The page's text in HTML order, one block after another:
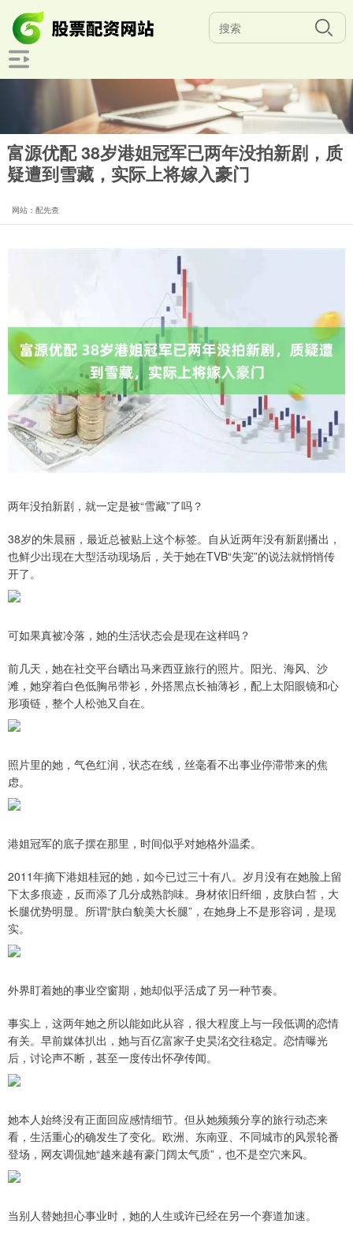
富源优配 38岁港姐冠军已两年没拍新剧，质
疑遭到雪藏，实际上将嫁入豪门
网站：配先查
两年没拍新剧，就一定是被“雪藏”了吗？
38岁的朱晨丽，最近总被贴上这个标签。自从近两年没有新剧播出，
也鲜少出现在大型活动现场后，关于她在TVB“失宠”的说法就悄悄传
开了。
可如果真被冷落，她的生活状态会是现在这样吗？
前几天，她在社交平台晒出马来西亚旅行的照片。阳光、海风、沙
滩，她穿着白色低胸吊带衫，外搭黑点长袖薄衫，配上太阳眼镜和心
形项链，整个人松弛又自在。
照片里的她，气色红润，状态在线，丝毫看不出事业停滞带来的焦
虑。
港姐冠军的底子摆在那里，时间似乎对她格外温柔。
2011年摘下港姐桂冠的她，如今已过三十有八。岁月没有在她脸上留
下太多痕迹，反而添了几分成熟韵味。身材依旧纤细，皮肤白皙，大
长腿优势明显。所谓“肤白貌美大长腿”，在她身上不是形容词，是现
实。
外界盯着她的事业空窗期，她却似乎活成了另一种节奏。
事实上，这两年她之所以能如此从容，很大程度上与一段低调的恋情
有关。早前媒体扒出，她与百亿富家子史昊洺交往稳定。恋情曝光
后，讨论声不断，甚至一度传出怀孕传闻。
她本人始终没有正面回应感情细节。但从她频频分享的旅行动态来
看，生活重心的确发生了变化。欧洲、东南亚、不同城市的风景轮番
登场，网友调侃她“越来越有豪门阔太气质”，也不是空穴来风。
当别人替她担心事业时，她的人生或许已经在另一个赛道加速。